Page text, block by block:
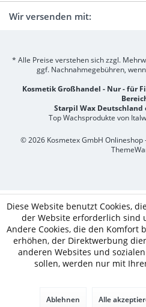
Wir versenden mit:
* Alle Preise verstehen sich zzgl.
ggf. Nachnahmegebühren,
Kosmetik Großhandel - Nur - für
Starpil Wax
Top Wachsprodukte von
© 2026 Kosmetex GmbH Onlineshop
Diese Website benutzt Cookies,
der Website erforderlich sind
Andere Cookies, die den Komfort
erhöhen, der Direktwerbung
anderen Websites und
sollen, werden nur mit
Ablehnen Alle